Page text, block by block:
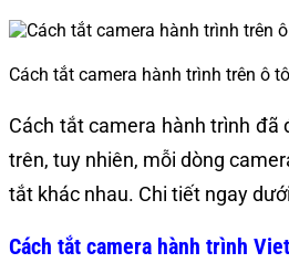
Cách tắt camera hành trình trên ô
Cách tắt camera hành trình đã
trên, tuy nhiên, mỗi dòng
tắt khác nhau. Chi tiết ngay
Cách tắt camera hành trình